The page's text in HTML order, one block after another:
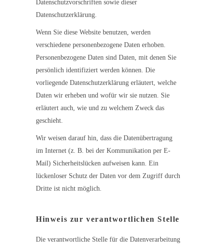
Datenschutzvorschriften sowie dieser
Datenschutzerklärung.
Wenn Sie diese Website benutzen, werden
verschiedene personenbezogene Daten erhoben.
Personenbezogene Daten sind Daten, mit denen Sie
persönlich identifiziert werden können. Die
vorliegende Datenschutzerklärung erläutert, welche
Daten wir erheben und wofür wir sie nutzen. Sie
erläutert auch, wie und zu welchem Zweck das
geschieht.
Wir weisen darauf hin, dass die Datenübertragung
im Internet (z. B. bei der Kommunikation per E-
Mail) Sicherheitslücken aufweisen kann. Ein
lückenloser Schutz der Daten vor dem Zugriff durch
Dritte ist nicht möglich.
Hinweis zur verantwortlichen Stelle
Die verantwortliche Stelle für die Datenverarbeitung